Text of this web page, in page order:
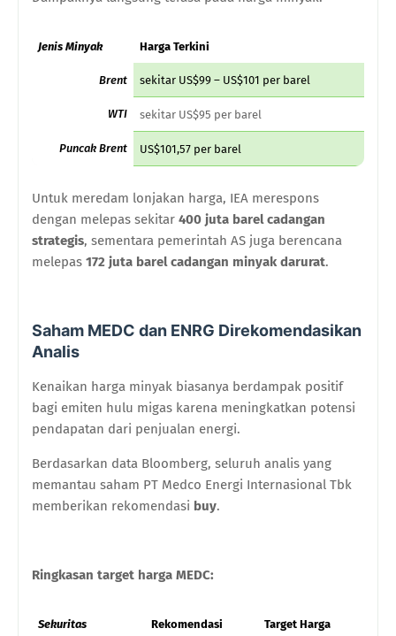
Jenis Minyak Harga Terkini
Brent sekitar US$99 – US$101 per barel
WTI sekitar US$95 per barel
Puncak Brent US$101,57 per barel
Untuk meredam lonjakan harga, IEA merespons
dengan melepas sekitar 400 juta barel cadangan
strategis, sementara pemerintah AS juga berencana
melepas 172 juta barel cadangan minyak darurat.
Saham MEDC dan ENRG Direkomendasikan
Analis
Kenaikan harga minyak biasanya berdampak positif
bagi emiten hulu migas karena meningkatkan potensi
pendapatan dari penjualan energi.
Berdasarkan data Bloomberg, seluruh analis yang
memantau saham PT Medco Energi Internasional Tbk
memberikan rekomendasi buy.
Ringkasan target harga MEDC:
Sekuritas Rekomendasi Target Harga